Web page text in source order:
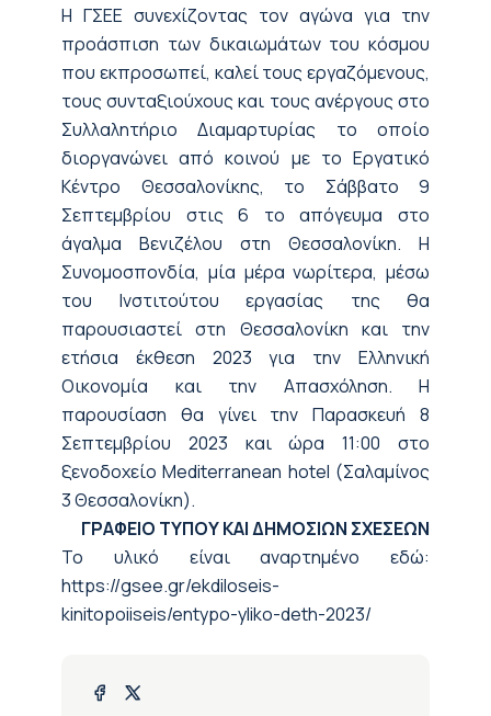
Η ΓΣΕΕ συνεχίζοντας τον αγώνα για την
προάσπιση των δικαιωμάτων του κόσμου
που εκπροσωπεί, καλεί τους εργαζόμενους,
τους συνταξιούχους και τους ανέργους στο
Συλλαλητήριο Διαμαρτυρίας το οποίο
διοργανώνει από κοινού με το Εργατικό
Κέντρο Θεσσαλονίκης, το Σάββατο 9
Σεπτεμβρίου στις 6 το απόγευμα στο
άγαλμα Βενιζέλου στη Θεσσαλονίκη. Η
Συνομοσπονδία, μία μέρα νωρίτερα, μέσω
του Ινστιτούτου εργασίας της θα
παρουσιαστεί στη Θεσσαλονίκη και την
ετήσια έκθεση 2023 για την Ελληνική
Οικονομία και την Απασχόληση. Η
παρουσίαση θα γίνει την Παρασκευή 8
Σεπτεμβρίου 2023 και ώρα 11:00 στο
ξενοδοχείο Mediterranean hotel (Σαλαμίνος
3 Θεσσαλονίκη).
ΓΡΑΦΕΙΟ ΤΥΠΟΥ ΚΑΙ ΔΗΜΟΣΙΩΝ ΣΧΕΣΕΩΝ
Το υλικό είναι αναρτημένο εδώ:
https://gsee.gr/ekdiloseis-
kinitopoiiseis/entypo-yliko-deth-2023/